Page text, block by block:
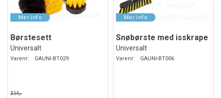
Børstesett
Universalt
Varenr: GAUNI-BT029
314,-
Snøbørste med isskrape
Universalt
Varenr: GAUNI-BT006